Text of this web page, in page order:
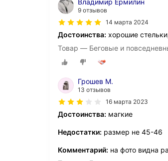
9 отзывов
14 марта 2024
Достоинства: хорошие
Товар — Беговые и
Грошев М.
13 отзывов
16 марта 2023
Достоинства: магкие
Недостатки: размер не 45-46
Комментарий: на фото видна